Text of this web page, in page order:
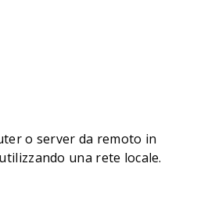
o server da remoto in
una rete locale.